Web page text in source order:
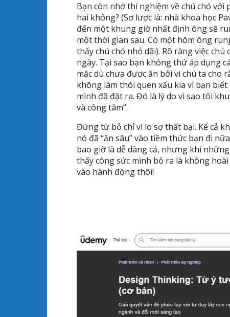
Bạn còn nhớ thí nghiệm về chú chó
hai không? (Sơ lược là: nhà khoa học
đến một khung giờ nhất định ông sẽ
một thời gian sau. Có một hôm ông
thấy chú chó nhỏ dãi). Rõ ràng việc
ngày. Tại sao bạn không thử áp dụng
mặc dù chưa được ăn bởi vì chú ta cho
không làm thói quen xấu kia vì bạn
mình đã đặt ra. Đó là lý do vì sao tôi
và công tâm”.
Đừng từ bỏ chỉ vì lo sợ thất bại. Kể cả
nó đã “ăn sâu” vào tiềm thức bạn đi
bao giờ là dễ dàng cả, nhưng khi
thấy công sức mình bỏ ra là không
vào hành động thôi!